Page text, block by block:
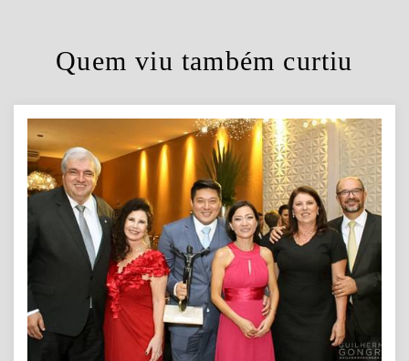
Quem viu também curtiu